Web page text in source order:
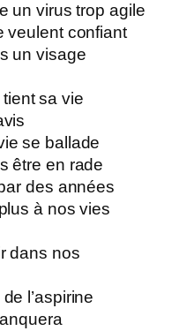
un virus trop agile
veulent confiant
un visage
sa vie
se ballade
être en rade
des années
à nos vies
dans nos
l’aspirine